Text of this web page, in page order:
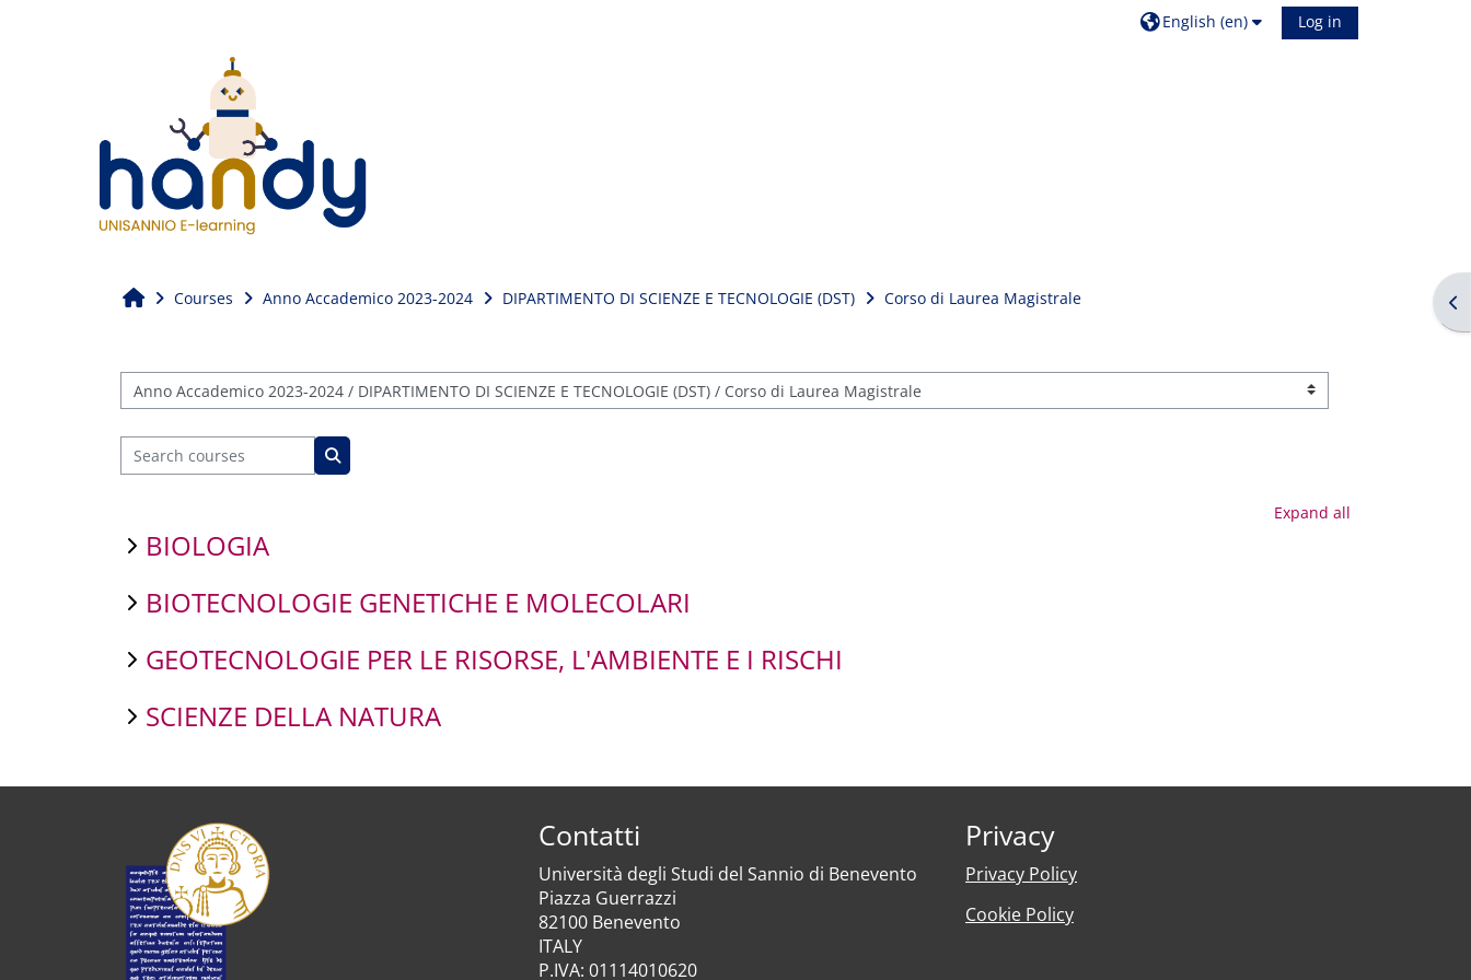
English ‎(en)‎ Log in
Home
Courses Anno Accademico 2023-2024 DIPARTIMENTO DI SCIENZE E TECNOLOGIE (DST) Corso di Laurea Magistrale
Course categories
Search courses
Search courses
Expand all
BIOLOGIA
BIOTECNOLOGIE GENETICHE E MOLECOLARI
GEOTECNOLOGIE PER LE RISORSE, L'AMBIENTE E I RISCHI
SCIENZE DELLA NATURA
Contatti
Università degli Studi del Sannio di Benevento
Piazza Guerrazzi
82100 Benevento
ITALY
P.IVA: 01114010620
Privacy
Privacy Policy
Cookie Policy